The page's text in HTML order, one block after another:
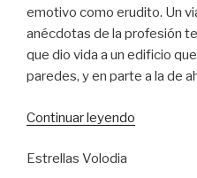
emotivo como erudito. Un
anécdotas de la profesión
que dio vida a un edificio
paredes, y en parte a la de
Continuar leyendo
Estrellas Volodia